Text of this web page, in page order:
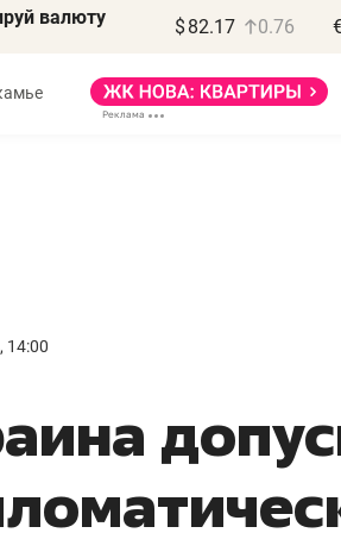
валюту $ 82.17 0.76
14:00
правил, бизнес может
потерять минимум